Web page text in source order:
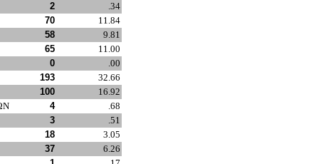
2
.34
70
11.84
58
9.81
65
11.00
0
.00
193
32.66
100
16.92
4
.68
3
.51
18
3.05
37
6.26